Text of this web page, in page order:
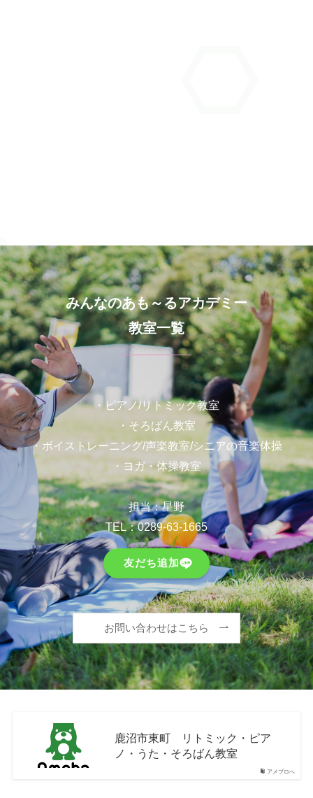
みんなのあも～るアカデミー
教室一覧
・ピアノ/リトミック教室
・そろばん教室
・ボイストレーニング/声楽教室/シニアの音楽体操
・ヨガ・体操教室
担当：星野
TEL：0289-63-1665
友だち追加
お問い合わせはこちら
アメブロへ
鹿沼市東町 リトミック・ピア
ノ・うた・そろばん教室